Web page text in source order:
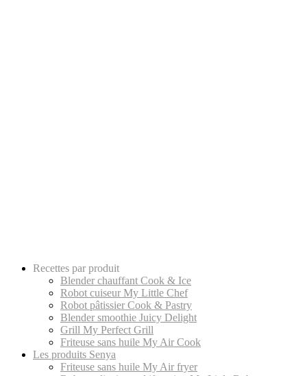
Recettes par produit
Blender chauffant Cook & Ice
Robot cuiseur My Little Chef
Robot pâtissier Cook & Pastry
Blender smoothie Juicy Delight
Grill My Perfect Grill
Friteuse sans huile My Air Cook
Les produits Senya
Friteuse sans huile My Air fryer